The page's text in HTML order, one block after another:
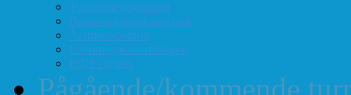
Turneringsreglement
Barne- og ungdomssjakk
Årsmøte-papirer
Litt om sjakkforeningen
FIDEs regler
Pågående/kommende